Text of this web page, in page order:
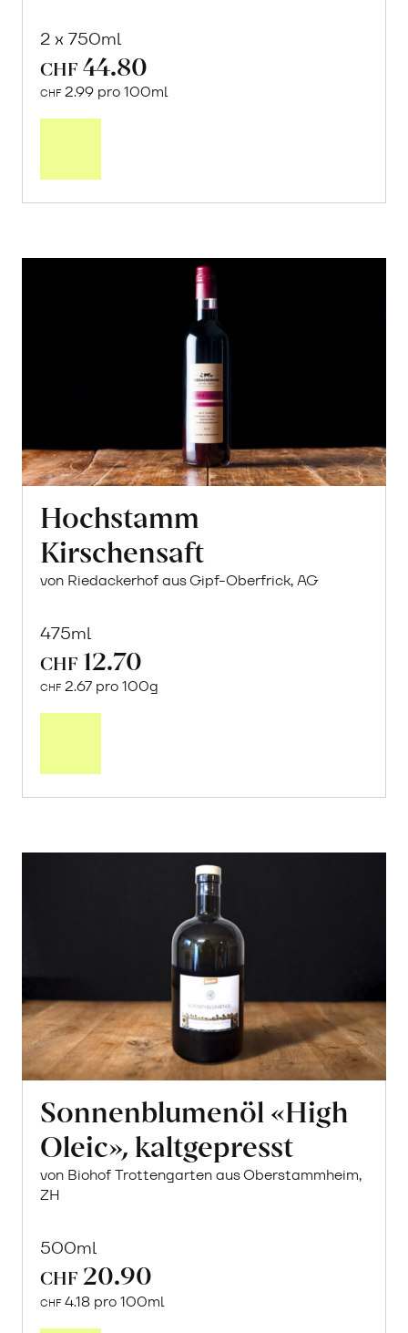
2 x 750ml
CHF 44.80
CHF 2.99 pro 100ml
Hochstamm
Kirschensaft
von Riedackerhof aus Gipf-Oberfrick, AG
475ml
CHF 12.70
CHF 2.67 pro 100g
Sonnenblumenöl «High
Oleic», kaltgepresst
von Biohof Trottengarten aus Oberstammheim,
ZH
500ml
CHF 20.90
CHF 4.18 pro 100ml